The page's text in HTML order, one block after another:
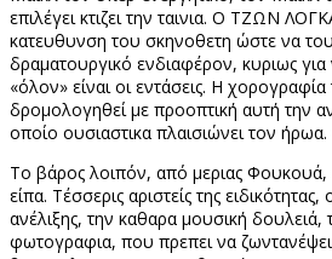
επιλέγει κτιζει την ταινια. Ο ΤΖΩΝ
κατευθυνση του σκηνοθετη ώστε να του
δραματουργικό ενδιαφέρον, κυριως για
«όλον» είναι οι εντάσεις. Η
δρομολογηθεί με προοπτική αυτή την
οποίο ουσιαστικα πλαισιώνει τον
Το βάρος λοιπόν, από μεριας Φουκουά,
είπα. Τέσσερις αριστείς της
ανέλιξης, την καθαρα μουσική
φωτογραφια, που πρεπει να ζωντανέψει